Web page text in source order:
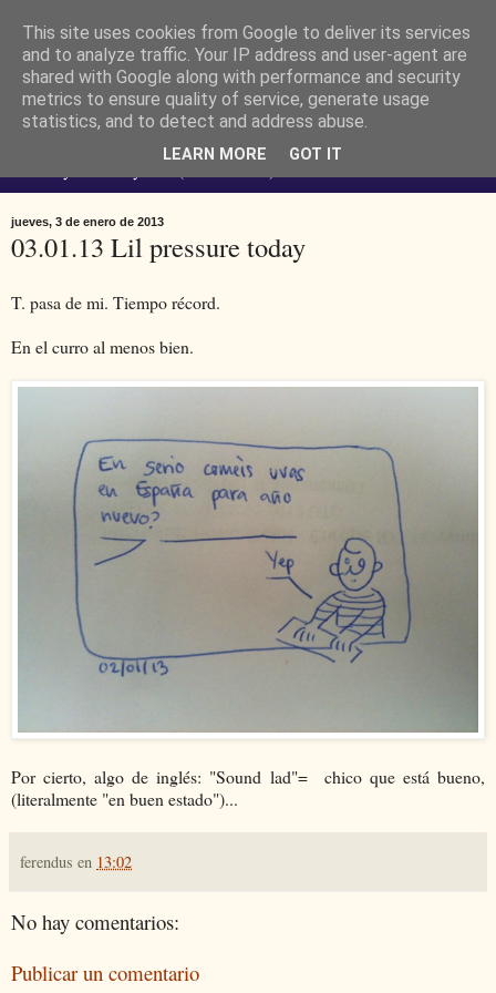
Ferendus K. Resimler -
personal
jueves, 3 de enero de 2013
03.01.13 Lil pressure today
T. pasa de mi. Tiempo récord.
En el curro al menos bien.
Por cierto, algo de inglés: "Sound lad"= chico que está bueno,
(literalmente "en buen estado")...
ferendus en 13:02
No hay comentarios:
Publicar un comentario
This site uses cookies from Google to deliver its services
and to analyze traffic. Your IP address and user-agent are
shared with Google along with performance and security
metrics to ensure quality of service, generate usage
statistics, and to detect and address abuse.
LEARN MORE GOT IT